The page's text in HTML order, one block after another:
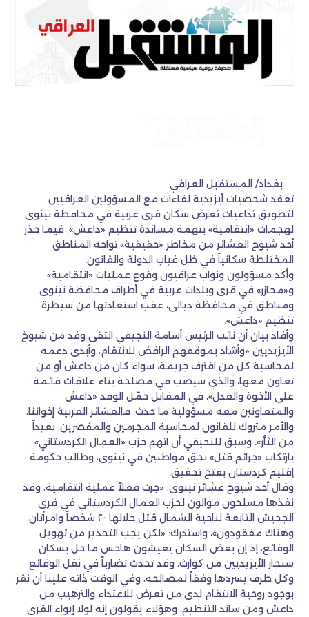
بغداد/ المستقبل العراقي
تعقد شخصيات أيزيدية لقاءات مع المسؤولين العراقيين
لتطويق تداعيات تعرض سكان قرى عربية في محافظة نينوى
لهجمات «انتقامية» بتهمة مساندة تنظيم «داعش»، فيما حذر
أحد شيوخ العشائر من مخاطر «حقيقية» تواجه المناطق
المختلطة سكانياً في ظل غياب الدولة والقانون.
وأكد مسؤولون ونواب عراقيون وقوع عمليات «انتقامية»
و«مجازر» في قرى وبلدات عربية في أطراف محافظة نينوى
ومناطق في محافظة ديالى، عقب استعادتها من سيطرة
تنظيم «داعش».
وأفاد بيان أن نائب الرئيس أسامة النجيفي التقى وفد من شيوخ
الأيزيديين «وأشاد بموقفهم الرافض للانتقام، وأبدى دعمه
لمحاسبة كل من اقترف جريمة، سواء كان من داعش أو من
تعاون معها، والذي سيصب في مصلحة بناء علاقات قائمة
على الأخوة والعدل»، في المقابل حمّل الوفد «داعش
والمتعاونين معه مسؤولية ما حدث، فالعشائر العربية إخواننا،
والأمر متروك للقانون لمحاسبة المجرمين والمقصرين، بعيداً
من الثأر». وسبق للنجيفي أن اتهم حزب «العمال الكردستاني»
بارتكاب «جرائم قتل» بحق مواطنين في نينوى، وطالب حكومة
إقليم كردستان بفتح تحقيق.
وقال أحد شيوخ عشائر نينوى، «جرت فعلاً عملية انتقامية، وقد
نفذها مسلحون موالون لحزب العمال الكردستاني في قرى
الجحيش التابعة لناحية الشمال قتل خلالها ٢٠ شخصاً وامرأتان،
وهناك مفقودون»، واستدرك: «لكن يجب التحذير من تهويل
الوقائع، إذ إن بعض السكان يعيشون هاجس ما حل بسكان
سنجار الأيزيديين من كوارث، وقد تحدث تضارباً في نقل الوقائع
وكل طرف يسردها وفقاً لمصالحه، وفي الوقت ذاته علينا أن نقر
بوجود روحية الانتقام لدى من تعرض للاعتداء والترهيب من
داعش ومن ساند التنظيم، وهؤلاء يقولون إنه لولا إيواء القرى